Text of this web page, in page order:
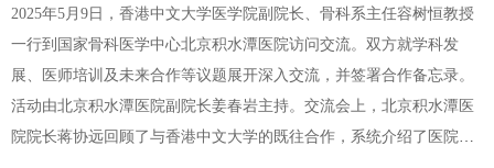
2025年5月9日，香港中文大学医学院副院长、骨科系主任容树恒教授
一行到国家骨科医学中心北京积水潭医院访问交流。双方就学科发
展、医师培训及未来合作等议题展开深入交流，并签署合作备忘录。
活动由北京积水潭医院副院长姜春岩主持。交流会上，北京积水潭医
院院长蒋协远回顾了与香港中文大学的既往合作，系统介绍了医院发